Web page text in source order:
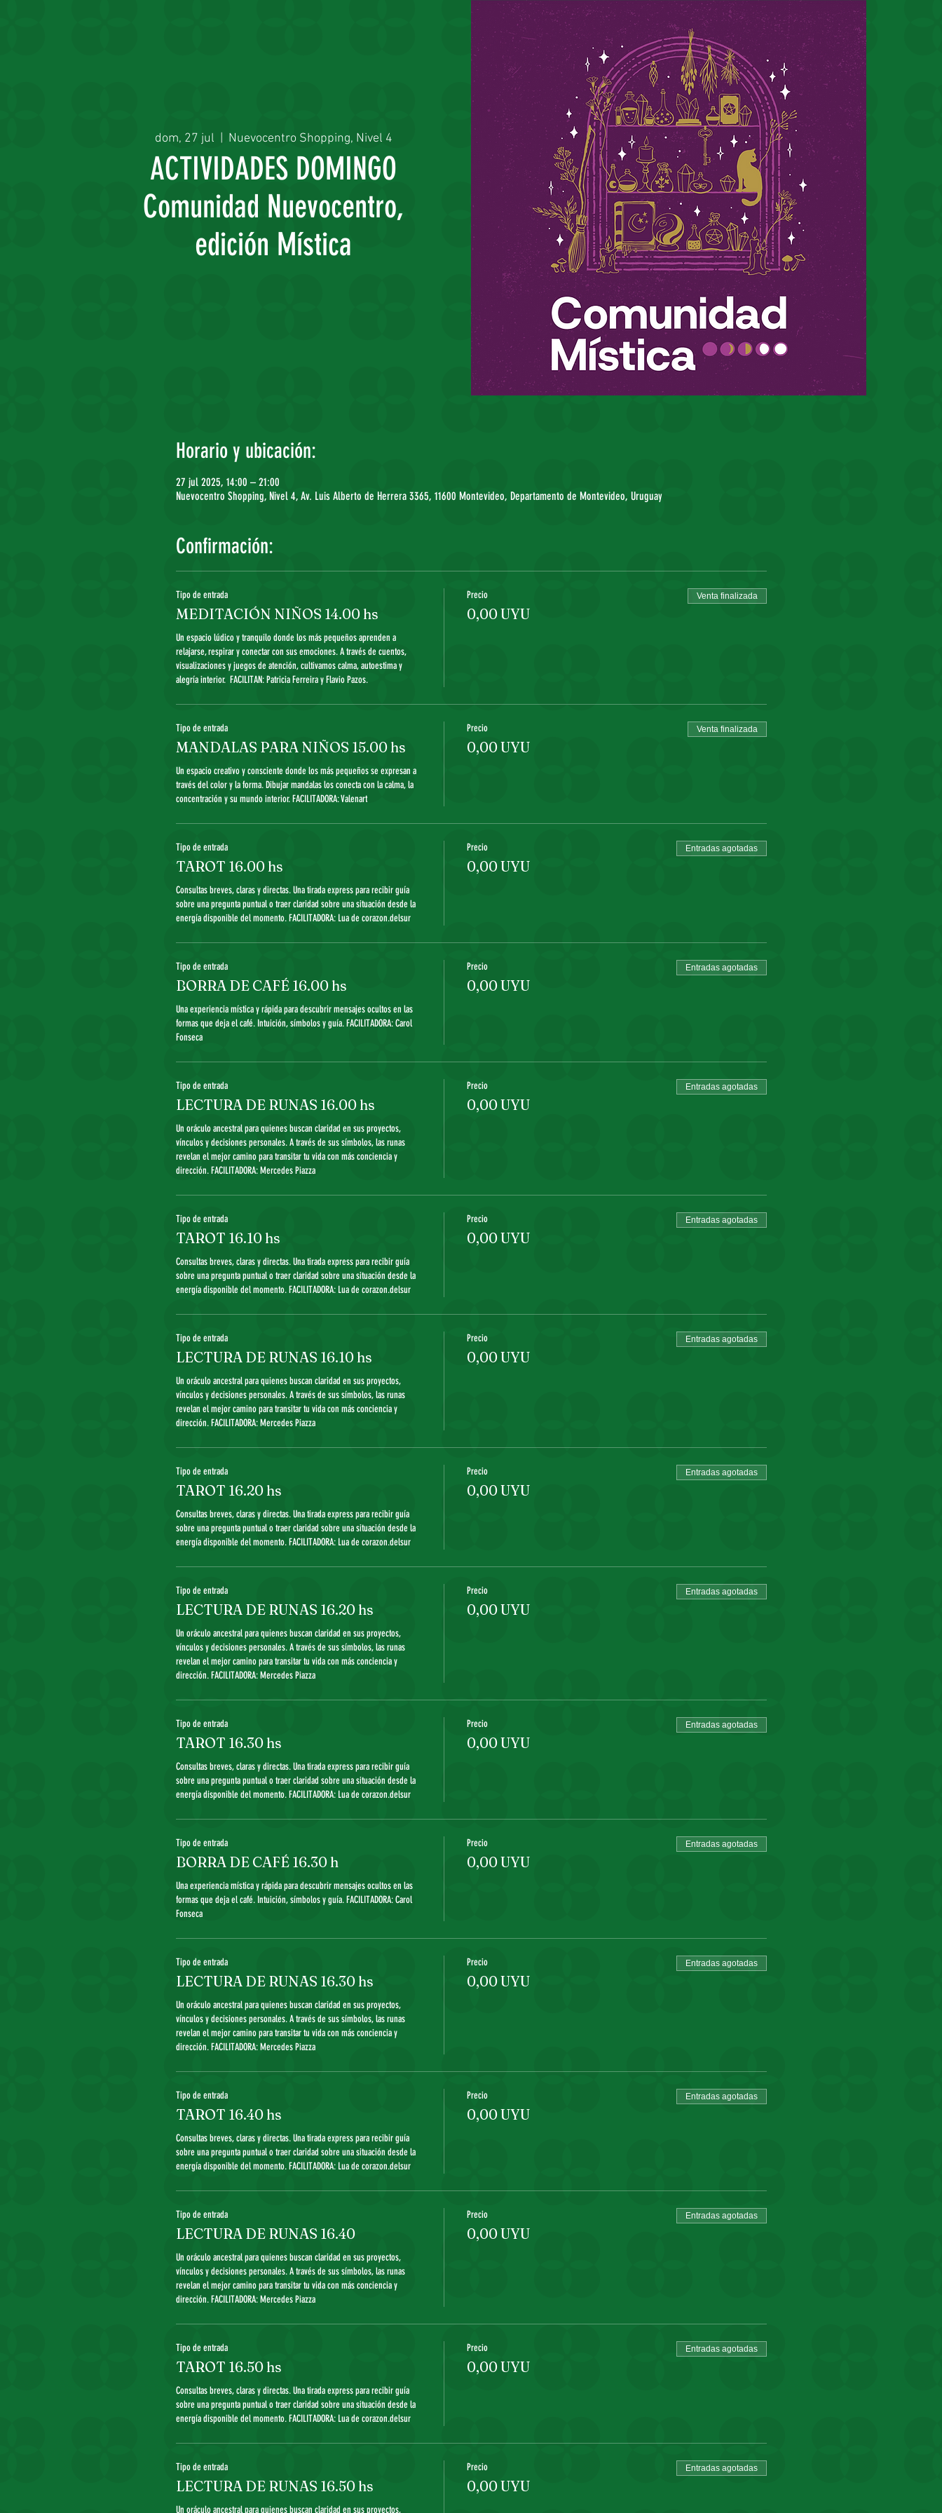
dom, 27 jul
  |
Nuevocentro Shopping, Nivel 4
ACTIVIDADES DOMINGO
Comunidad Nuevocentro,
edición Mística
Horario y ubicación:
27 jul 2025, 14:00 – 21:00
Nuevocentro Shopping, Nivel 4, Av. Luis Alberto de Herrera 3365, 11600 Montevideo, Departamento de Montevideo, Uruguay
Confirmación:
Tipo de entrada
MEDITACIÓN NIÑOS 14.00 hs
Un espacio lúdico y tranquilo donde los más pequeños aprenden a
relajarse, respirar y conectar con sus emociones. A través de cuentos,
visualizaciones y juegos de atención, cultivamos calma, autoestima y
Precio
0,00 UYU
Venta finalizada
Tipo de entrada
MANDALAS PARA NIÑOS 15.00 hs
Un espacio creativo y consciente donde los más pequeños se expresan a
través del color y la forma. Dibujar mandalas los conecta con la calma, la
concentración y su mundo interior. FACILITADORA: Valenart
Precio
0,00 UYU
Venta finalizada
Tipo de entrada
TAROT 16.00 hs
Consultas breves, claras y directas. Una tirada express para recibir guía
sobre una pregunta puntual o traer claridad sobre una situación desde la
energía disponible del momento. FACILITADORA: Lua de corazon.delsur
Precio
0,00 UYU
Entradas agotadas
Tipo de entrada
BORRA DE CAFÉ 16.00 hs
Una experiencia mística y rápida para descubrir mensajes ocultos en las
formas que deja el café. Intuición, símbolos y guía. FACILITADORA: Carol
Fonseca
Precio
0,00 UYU
Entradas agotadas
Tipo de entrada
LECTURA DE RUNAS 16.00 hs
Un oráculo ancestral para quienes buscan claridad en sus proyectos,
vínculos y decisiones personales. A través de sus símbolos, las runas
revelan el mejor camino para transitar tu vida con más conciencia y
dirección. FACILITADORA: Mercedes Piazza
Precio
0,00 UYU
Entradas agotadas
Tipo de entrada
TAROT 16.10 hs
Consultas breves, claras y directas. Una tirada express para recibir guía
sobre una pregunta puntual o traer claridad sobre una situación desde la
energía disponible del momento. FACILITADORA: Lua de corazon.delsur
Precio
0,00 UYU
Entradas agotadas
Tipo de entrada
LECTURA DE RUNAS 16.10 hs
Un oráculo ancestral para quienes buscan claridad en sus proyectos,
vínculos y decisiones personales. A través de sus símbolos, las runas
revelan el mejor camino para transitar tu vida con más conciencia y
dirección. FACILITADORA: Mercedes Piazza
Precio
0,00 UYU
Entradas agotadas
Tipo de entrada
TAROT 16.20 hs
Consultas breves, claras y directas. Una tirada express para recibir guía
sobre una pregunta puntual o traer claridad sobre una situación desde la
energía disponible del momento. FACILITADORA: Lua de corazon.delsur
Precio
0,00 UYU
Entradas agotadas
Tipo de entrada
LECTURA DE RUNAS 16.20 hs
Un oráculo ancestral para quienes buscan claridad en sus proyectos,
vínculos y decisiones personales. A través de sus símbolos, las runas
revelan el mejor camino para transitar tu vida con más conciencia y
dirección. FACILITADORA: Mercedes Piazza
Precio
0,00 UYU
Entradas agotadas
Tipo de entrada
TAROT 16.30 hs
Consultas breves, claras y directas. Una tirada express para recibir guía
sobre una pregunta puntual o traer claridad sobre una situación desde la
energía disponible del momento. FACILITADORA: Lua de corazon.delsur
Precio
0,00 UYU
Entradas agotadas
Tipo de entrada
BORRA DE CAFÉ 16.30 h
Una experiencia mística y rápida para descubrir mensajes ocultos en las
formas que deja el café. Intuición, símbolos y guía. FACILITADORA: Carol
Fonseca
Precio
0,00 UYU
Entradas agotadas
Tipo de entrada
LECTURA DE RUNAS 16.30 hs
Un oráculo ancestral para quienes buscan claridad en sus proyectos,
vínculos y decisiones personales. A través de sus símbolos, las runas
revelan el mejor camino para transitar tu vida con más conciencia y
dirección. FACILITADORA: Mercedes Piazza
Precio
0,00 UYU
Entradas agotadas
Tipo de entrada
TAROT 16.40 hs
Consultas breves, claras y directas. Una tirada express para recibir guía
sobre una pregunta puntual o traer claridad sobre una situación desde la
energía disponible del momento. FACILITADORA: Lua de corazon.delsur
Precio
0,00 UYU
Entradas agotadas
Tipo de entrada
LECTURA DE RUNAS 16.40
Un oráculo ancestral para quienes buscan claridad en sus proyectos,
vínculos y decisiones personales. A través de sus símbolos, las runas
revelan el mejor camino para transitar tu vida con más conciencia y
dirección. FACILITADORA: Mercedes Piazza
Precio
0,00 UYU
Entradas agotadas
Tipo de entrada
TAROT 16.50 hs
Consultas breves, claras y directas. Una tirada express para recibir guía
sobre una pregunta puntual o traer claridad sobre una situación desde la
energía disponible del momento. FACILITADORA: Lua de corazon.delsur
Precio
0,00 UYU
Entradas agotadas
Tipo de entrada
LECTURA DE RUNAS 16.50 hs
Un oráculo ancestral para quienes buscan claridad en sus proyectos,
Precio
0,00 UYU
Entradas agotadas